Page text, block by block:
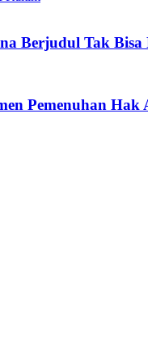
Berjudul Tak Bisa
Pemenuhan Hak